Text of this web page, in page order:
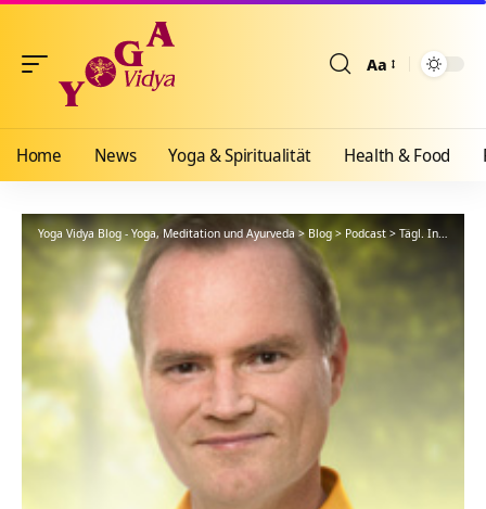
Aa
Home News Yoga & Spiritualität Health & Food
Yoga Vidya Blog - Yoga, Meditation und Ayurveda> Blog > Podcast> Tägl. Inspiration